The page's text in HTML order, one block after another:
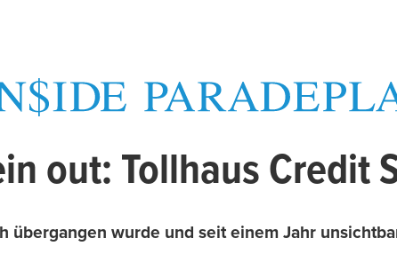
out: Tollhaus Credit
übergangen wurde und seit einem Jahr